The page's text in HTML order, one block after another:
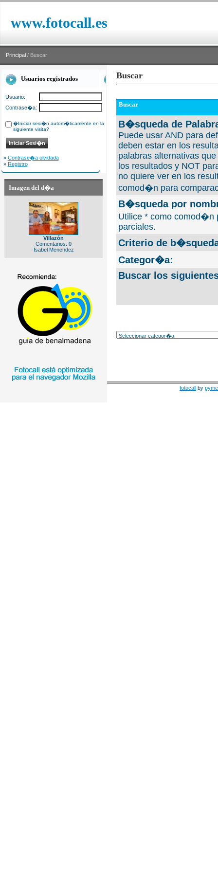
www.fotocall.es
Principal / Buscar
Usuarios registrados
Usuario:
Contrase�a:
�Iniciar sesi�n autom�ticamente en la
siguiente visita?
» Contrase�a olvidada
» Registro
Imagen del d�a
Villazón
Comentarios: 0
Isabel Menendez
Buscar
Buscar
B�squeda de
Puede usar AND para
deben estar en los
palabras alternativas
los resultados y NOT
no quiere ver en los
comod�n para
B�squeda por
Utilice * como comod�n
parciales.
Criterio de
Categor�a:
Buscar los
fotocall by